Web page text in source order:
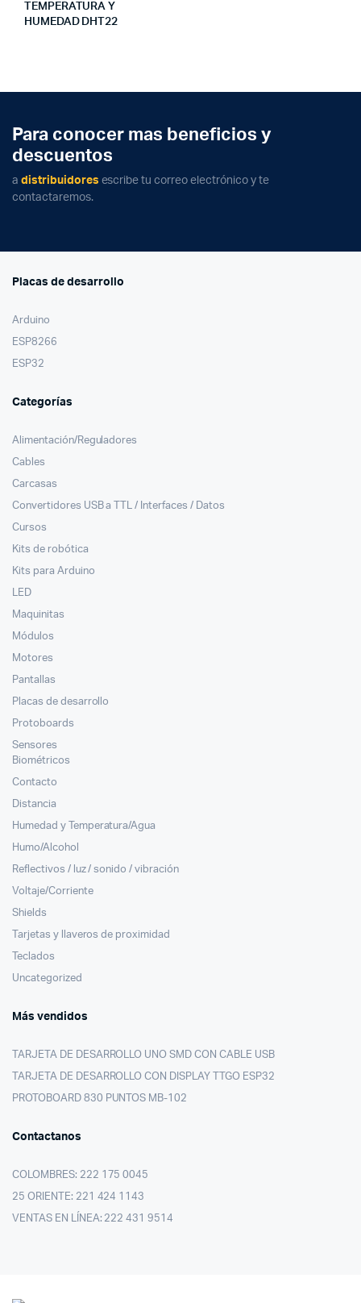
TEMPERATURA Y
HUMEDAD DHT22
Para conocer mas beneficios y
descuentos
a distribuidores escribe tu correo electrónico y te
contactaremos.
Placas de desarrollo
Arduino
ESP8266
ESP32
Categorías
Alimentación/Reguladores
Cables
Carcasas
Convertidores USB a TTL / Interfaces / Datos
Cursos
Kits de robótica
Kits para Arduino
LED
Maquinitas
Módulos
Motores
Pantallas
Placas de desarrollo
Protoboards
Sensores
Biométricos
Contacto
Distancia
Humedad y Temperatura/Agua
Humo/Alcohol
Reflectivos / luz / sonido / vibración
Voltaje/Corriente
Shields
Tarjetas y llaveros de proximidad
Teclados
Uncategorized
Más vendidos
TARJETA DE DESARROLLO UNO SMD CON CABLE USB
TARJETA DE DESARROLLO CON DISPLAY TTGO ESP32
PROTOBOARD 830 PUNTOS MB-102
Contactanos
COLOMBRES: 222 175 0045
25 ORIENTE: 221 424 1143
VENTAS EN LÍNEA: 222 431 9514